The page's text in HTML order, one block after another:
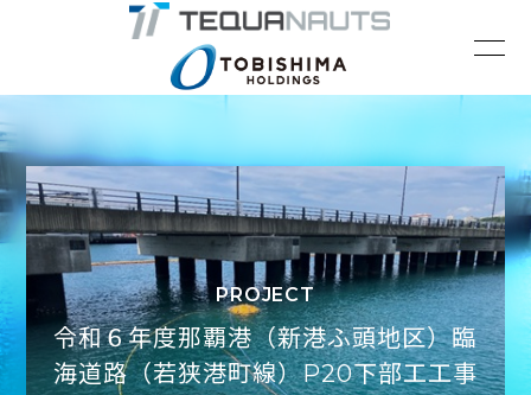
PROJECT
令和６年度那覇港（新港ふ頭地区）臨
海道路（若狭港町線）P20下部工工事